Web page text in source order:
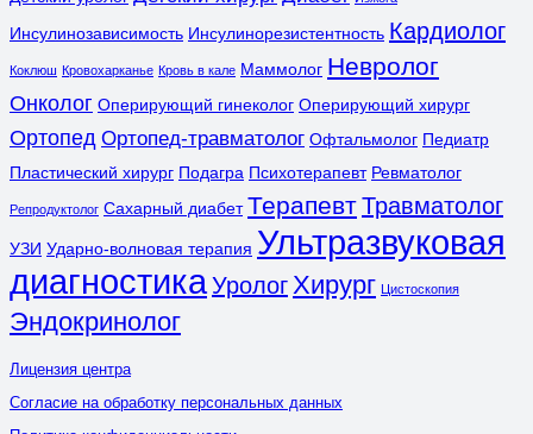
Инсулинозависимость Инсулинорезистентность Кардиолог
Коклюш Кровохарканье Кровь в кале Маммолог Невролог
Онколог Оперирующий гинеколог Оперирующий хирург
Ортопед Ортопед-травматолог Офтальмолог Педиатр
Пластический хирург Подагра Психотерапевт Ревматолог
Репродуктолог Сахарный диабет ТерапевтТравматолог
УЗИ Ударно-волновая терапия Ультразвуковая
диагностикаУрологХирург Цистоскопия
Эндокринолог
Лицензия центра
Согласие на обработку персональных данных